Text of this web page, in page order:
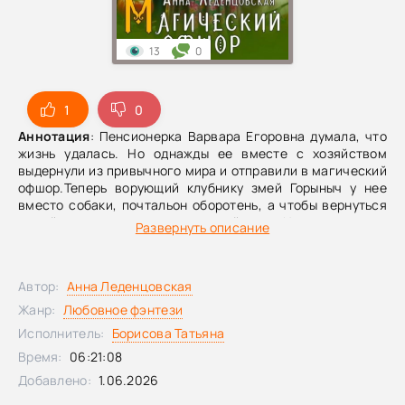
1
0
Аннотация: Пенсионерка Варвара Егоровна думала, что
жизнь удалась. Но однажды ее вместе с хозяйством
выдернули из привычного мира и отправили в магический
офшор.Теперь ворующий клубнику змей Горыныч у нее
вместо собаки, почтальон оборотень, а чтобы вернуться
домой, надо заплатить магический налог.Но где взять эту
самую магию, когда на огороде огурцы да капуста, а дома
пока ищет пути домой. Вот только не отвлекал бы царь
Горох, повадившийся на порог, да не мутил бы воду
похабник Финист…
Развернуть описание
13 0
Автор: Анна Леденцовская
Жанр: Любовное фэнтези
Исполнитель: Борисова Татьяна
Время: 06:21:08
Добавлено: 1.06.2026